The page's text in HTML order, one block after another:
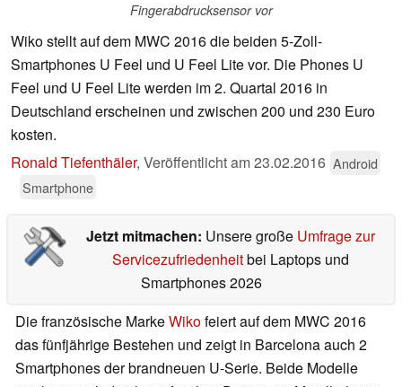
Fingerabdrucksensor vor
Wiko stellt auf dem MWC 2016 die beiden 5-Zoll-
Smartphones U Feel und U Feel Lite vor. Die Phones U
Feel und U Feel Lite werden im 2. Quartal 2016 in
Deutschland erscheinen und zwischen 200 und 230 Euro
kosten.
Ronald Tiefenthäler, Veröffentlicht am23.02.2016 Android
Smartphone
Jetzt mitmachen: Unsere große Umfrage zur
Servicezufriedenheitbei Laptops und
Smartphones 2026
Die französische MarkeWikofeiert auf dem MWC 2016
das fünfjährige Bestehen und zeigt in Barcelona auch 2
Smartphones der brandneuen U-Serie. Beide Modelle